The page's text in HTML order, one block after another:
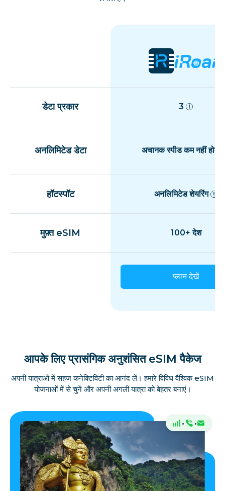
डेटा प्रकार 3
अनलिमिटेड डेटा अचानक स्पीड कम नहीं होती
हॉटस्पॉट अनलिमिटेड शेयरिंग
मुफ़्त eSIM 100+ देश
प्लान देखें
आपके लिए प्रासंगिक अनुशंसित eSIM पैकेज
अपनी यात्राओं में सहज कनेक्टिविटी का आनंद लें। हमारे विविध वैश्विक eSIM
योजनाओं में से चुनें और अपनी अगली यात्रा को बेहतर बनाएं।
· ·